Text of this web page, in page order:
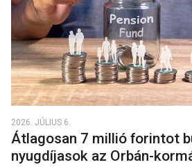
2026. JÚLIUS 6.
Átlagosan 7 millió forintot
nyugdíjasok az Orbán-